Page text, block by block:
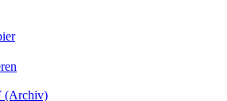
(Archiv)